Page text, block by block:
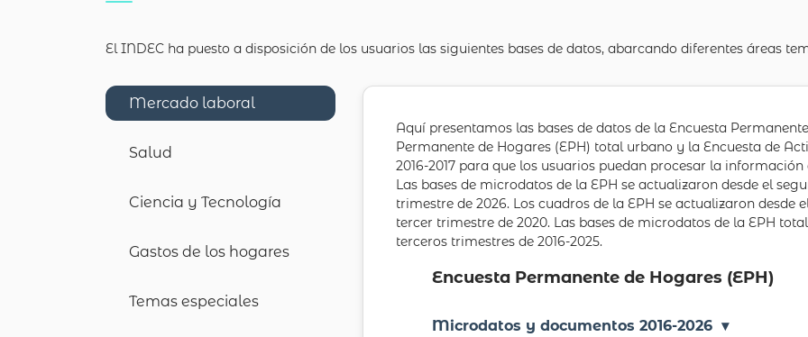
El INDEC ha puesto a disposición de los usuarios las siguientes bases de datos, abarcando diferentes áreas
Mercado laboral
Salud
Ciencia y Tecnología
Gastos de los hogares
Temas especiales
Aquí presentamos las bases de datos de la Encuesta
Permanente de Hogares (EPH) total urbano y la Encuesta de
2016-2017 para que los usuarios puedan procesar la información
Las bases de microdatos de la EPH se actualizaron desde el
trimestre de 2026. Los cuadros de la EPH se actualizaron desde
tercer trimestre de 2020. Las bases de microdatos de la EPH
terceros trimestres de 2016-2025.
Encuesta Permanente de Hogares (EPH)
Microdatos y documentos 2016-2026 ▾